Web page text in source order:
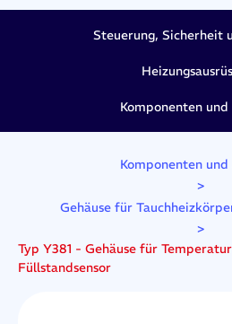
Steuerung, Sicherheit
Komponenten
Komponenten
>
Gehäuse für
>
Typ Y381 - Gehäuse für
Füllstandsensor